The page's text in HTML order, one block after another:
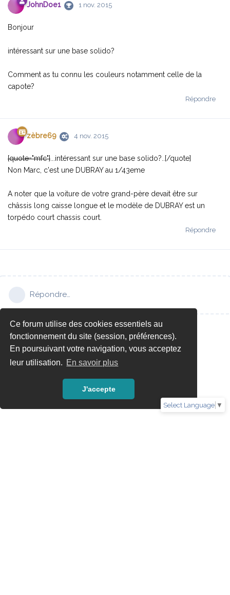
Ce forum utilise des cookies essentiels au
fonctionnement du site (session, préférences).
En poursuivant votre navigation, vous acceptez
leur utilisation. En savoir plus
J'accepte
Select Language ▼
JohnDoe1 1 nov. 2015
Bonjour
intéressant sur une base solido?
Comment as tu connu les couleurs notamment celle de la
capote?
Répondre
zèbre69 4 nov. 2015
[quote="mfc"] ...intéressant sur une base solido?.. [/quote]
Non Marc, c'est une DUBRAY au 1/43eme
A noter que la voiture de votre grand-père devait être sur
châssis long caisse longue et le modèle de DUBRAY est un
torpédo court chassis court.
Répondre
Répondre…